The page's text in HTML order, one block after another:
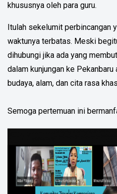
khususnya oleh para guru.
Itulah sekelumit perbincangan
waktunya terbatas. Meski
dihubungi jika ada yang
dalam kunjungan ke
budaya, alam, dan cita rasa
Semoga pertemuan ini